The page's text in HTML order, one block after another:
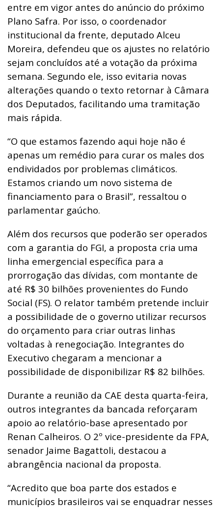
entre em vigor antes do anúncio do próximo
Plano Safra. Por isso, o coordenador
institucional da frente, deputado Alceu
Moreira, defendeu que os ajustes no relatório
sejam concluídos até a votação da próxima
semana. Segundo ele, isso evitaria novas
alterações quando o texto retornar à Câmara
dos Deputados, facilitando uma tramitação
mais rápida.
“O que estamos fazendo aqui hoje não é
apenas um remédio para curar os males dos
endividados por problemas climáticos.
Estamos criando um novo sistema de
financiamento para o Brasil”, ressaltou o
parlamentar gaúcho.
Além dos recursos que poderão ser operados
com a garantia do FGI, a proposta cria uma
linha emergencial específica para a
prorrogação das dívidas, com montante de
até R$ 30 bilhões provenientes do Fundo
Social (FS). O relator também pretende incluir
a possibilidade de o governo utilizar recursos
do orçamento para criar outras linhas
voltadas à renegociação. Integrantes do
Executivo chegaram a mencionar a
possibilidade de disponibilizar R$ 82 bilhões.
Durante a reunião da CAE desta quarta-feira,
outros integrantes da bancada reforçaram
apoio ao relatório-base apresentado por
Renan Calheiros. O 2º vice-presidente da FPA,
senador Jaime Bagattoli, destacou a
abrangência nacional da proposta.
“Acredito que boa parte dos estados e
municípios brasileiros vai se enquadrar nesses